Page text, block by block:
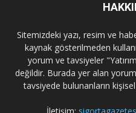
Sitemizdeki yazı, resim ve
kaynak gösterilmeden
yorum ve tavsiyeler
değildir. Burada yer alan
tavsiyede bulunanların